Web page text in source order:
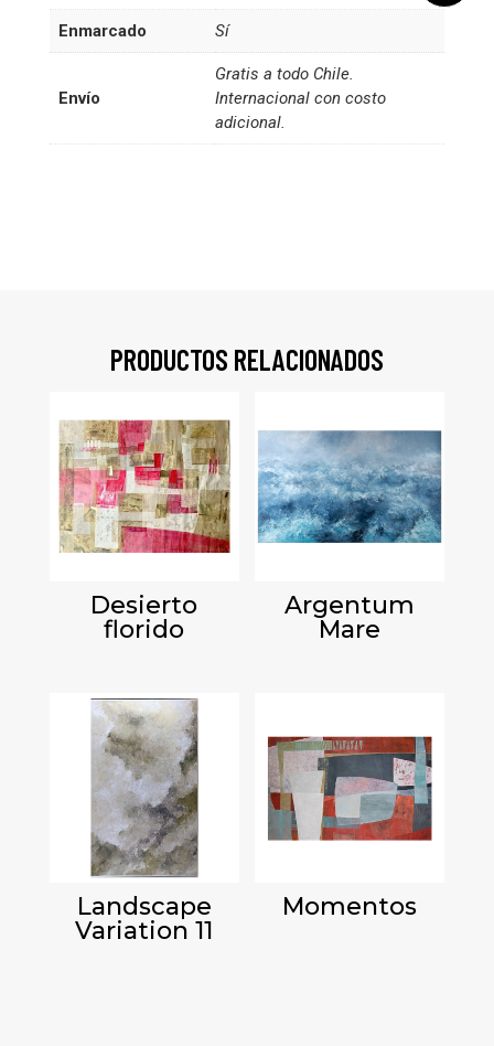
Enmarcado Sí
Envío
Gratis a todo Chile.
Internacional con costo
adicional.
PRODUCTOS RELACIONADOS
Desierto
florido
Argentum
Mare
Landscape
Variation 11
Momentos